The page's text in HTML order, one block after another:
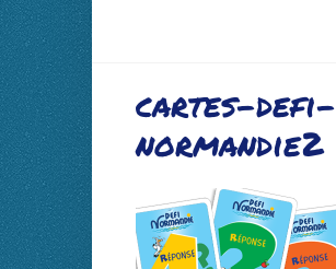
cartes-defi-
normandie2